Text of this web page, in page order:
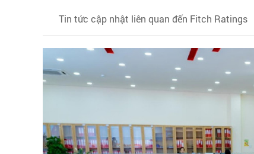
Tin tức cập nhật liên quan đến Fitch Ratings